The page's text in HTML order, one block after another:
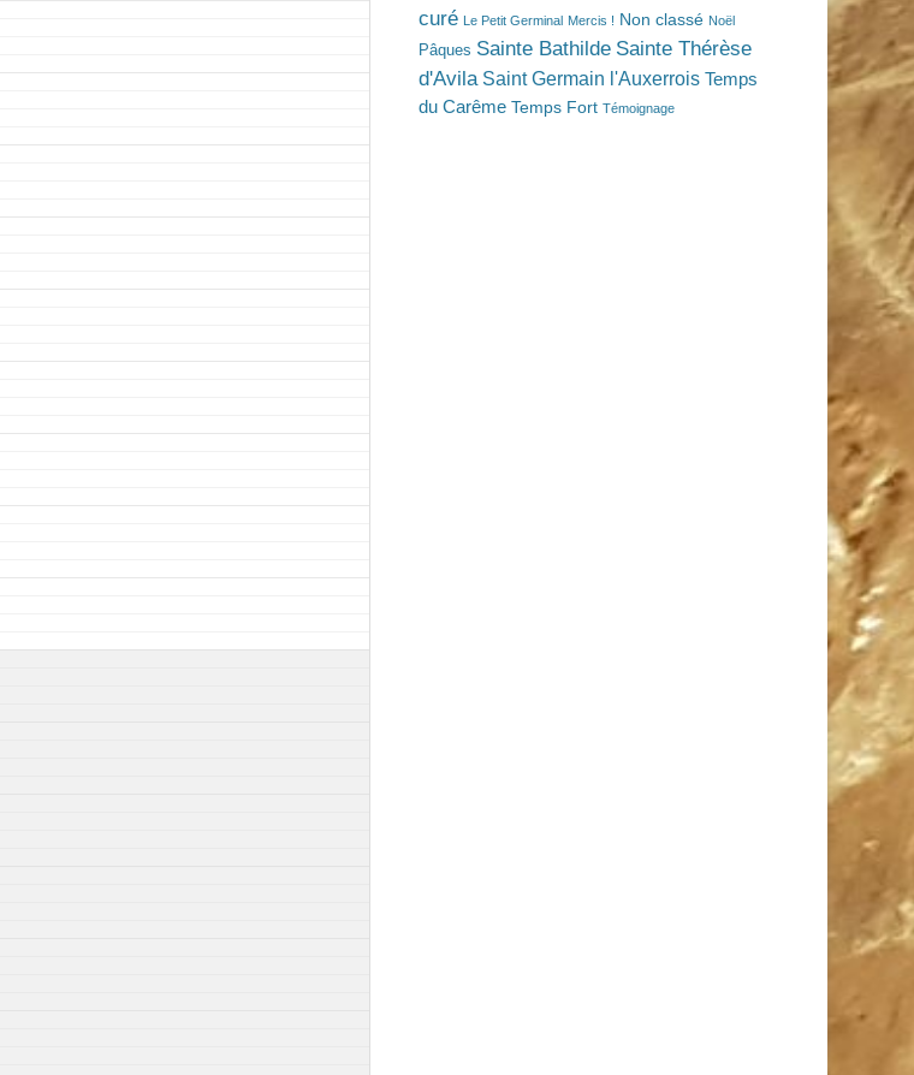
curé
Le Petit Germinal Mercis ! Non classé Noël
Pâques Sainte Bathilde Sainte Thérèse
d'Avila Saint Germain l'Auxerrois Temps
du Carême Temps Fort Témoignage